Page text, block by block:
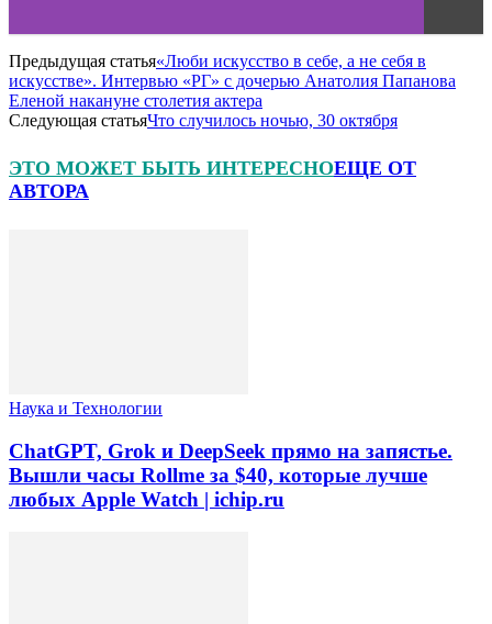
Предыдущая статья«Люби искусство в себе, а не себя в
искусстве». Интервью «РГ» с дочерью Анатолия Папанова
Еленой накануне столетия актера
Следующая статьяЧто случилось ночью, 30 октября
ЭТО МОЖЕТ БЫТЬ ИНТЕРЕСНОЕЩЕ ОТ
АВТОРА
Наука и Технологии
ChatGPT, Grok и DeepSeek прямо на запястье.
Вышли часы Rollme за $40, которые лучше
любых Apple Watch | ichip.ru